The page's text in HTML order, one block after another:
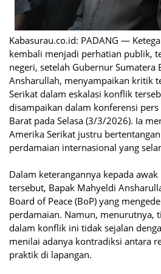
Kabasurau.co.id: PADANG —
kembali menjadi perhatian publik,
negeri, setelah Gubernur Sumatera
Ansharullah, menyampaikan kritik
Serikat dalam eskalasi konflik
disampaikan dalam konferensi
Barat pada Selasa (3/3/2026). Ia
Amerika Serikat justru
perdamaian internasional yang
Dalam keterangannya kepada
tersebut, Bapak Mahyeldi
Board of Peace (BoP) yang
perdamaian. Namun, menurutnya,
dalam konflik ini tidak sejalan
menilai adanya kontradiksi antara
praktik di lapangan.